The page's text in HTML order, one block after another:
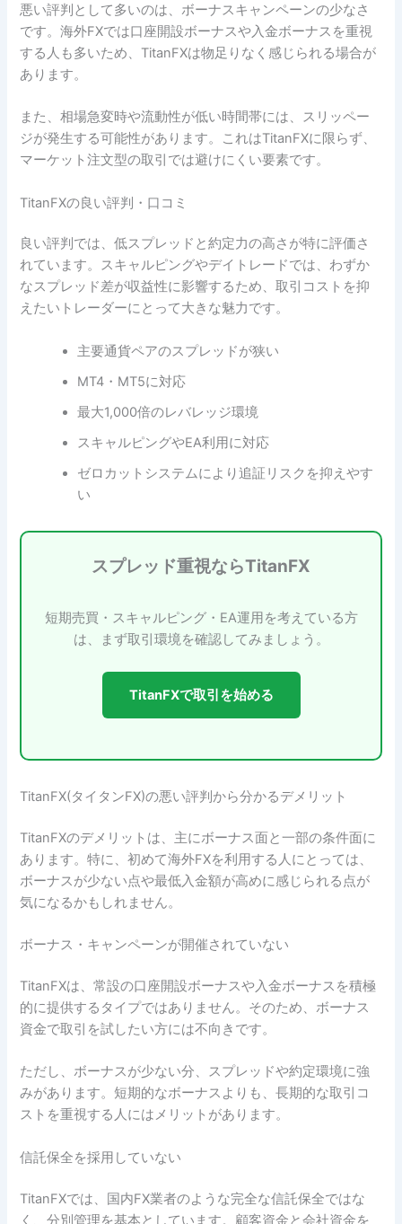
悪い評判として多いのは、ボーナスキャンペーンの少なさ
です。海外FXでは口座開設ボーナスや入金ボーナスを重視
する人も多いため、TitanFXは物足りなく感じられる場合が
あります。
また、相場急変時や流動性が低い時間帯には、スリッペー
ジが発生する可能性があります。これはTitanFXに限らず、
マーケット注文型の取引では避けにくい要素です。
TitanFXの良い評判・口コミ
良い評判では、低スプレッドと約定力の高さが特に評価さ
れています。スキャルピングやデイトレードでは、わずか
なスプレッド差が収益性に影響するため、取引コストを抑
えたいトレーダーにとって大きな魅力です。
主要通貨ペアのスプレッドが狭い
MT4・MT5に対応
最大1,000倍のレバレッジ環境
スキャルピングやEA利用に対応
ゼロカットシステムにより追証リスクを抑えやす
い
スプレッド重視ならTitanFX
短期売買・スキャルピング・EA運用を考えている方
は、まず取引環境を確認してみましょう。
TitanFXで取引を始める
TitanFX(タイタンFX)の悪い評判から分かるデメリット
TitanFXのデメリットは、主にボーナス面と一部の条件面に
あります。特に、初めて海外FXを利用する人にとっては、
ボーナスが少ない点や最低入金額が高めに感じられる点が
気になるかもしれません。
ボーナス・キャンペーンが開催されていない
TitanFXは、常設の口座開設ボーナスや入金ボーナスを積極
的に提供するタイプではありません。そのため、ボーナス
資金で取引を試したい方には不向きです。
ただし、ボーナスが少ない分、スプレッドや約定環境に強
みがあります。短期的なボーナスよりも、長期的な取引コ
ストを重視する人にはメリットがあります。
信託保全を採用していない
TitanFXでは、国内FX業者のような完全な信託保全ではな
く、分別管理を基本としています。顧客資金と会社資金を